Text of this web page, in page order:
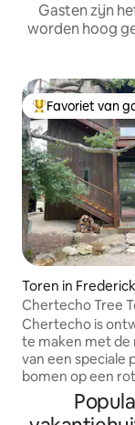
Gasten zijn
worden hoog
Topfavoriet van
Favoriet van
Toren in
Chertecho Tree
Chertecho is
te maken met
van een speciale
bomen op een
hectare met
River Valley. Een buitentrapsysteem